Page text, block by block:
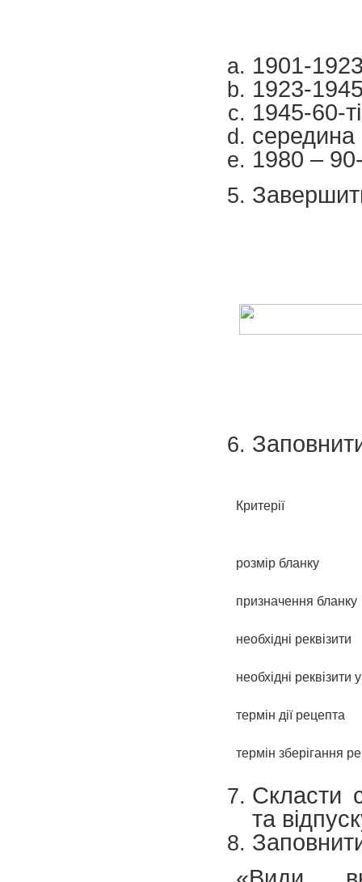
1901-
1923-
1945-60-
1980 –
Критерії
розмір бланку
призначення бланку
необхідні реквізити
необхідні
термін дії рецепта
термін зберігання
Скласти
та